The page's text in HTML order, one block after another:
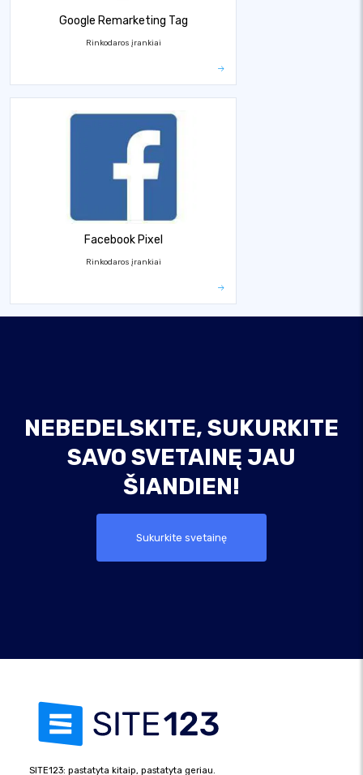
Google Remarketing Tag
Rinkodaros įrankiai
Facebook Pixel
Rinkodaros įrankiai
NEBEDELSKITE, SUKURKITE
SAVO SVETAINĘ JAU
ŠIANDIEN!
Sukurkite svetainę
SITE123: pastatyta kitaip, pastatyta geriau.